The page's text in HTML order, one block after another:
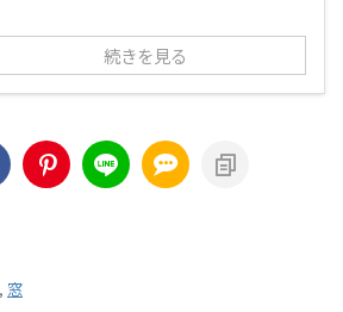
続きを見る
, 窓